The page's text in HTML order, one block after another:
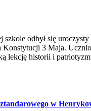
szkole odbył się
Konstytucji 3 Maja.
lekcję historii i
w